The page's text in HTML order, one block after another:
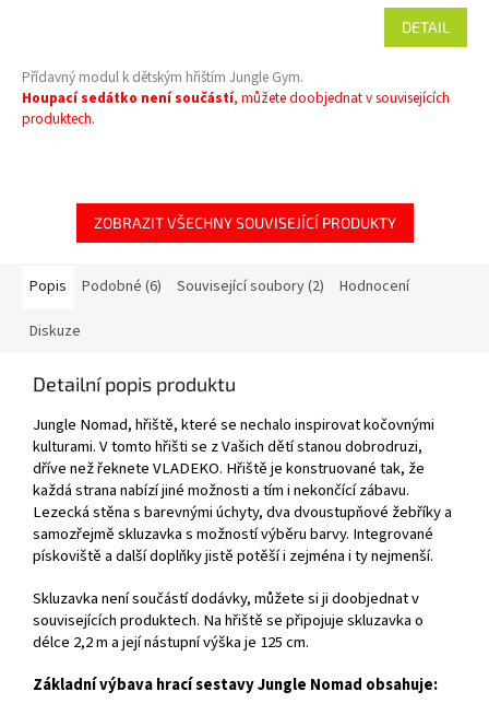
DETAIL
Přídavný modul k dětským hřištím Jungle Gym.
Houpací sedátko není součástí, můžete doobjednat v souvisejících
produktech.
ZOBRAZIT VŠECHNY SOUVISEJÍCÍ PRODUKTY
Popis Podobné (6) Související soubory (2) Hodnocení
Diskuze
Detailní popis produktu
Jungle Nomad, hřiště, které se nechalo inspirovat kočovnými
kulturami. V tomto hřišti se z Vašich dětí stanou dobrodruzi,
dříve než řeknete VLADEKO. Hřiště je konstruované tak, že
každá strana nabízí jiné možnosti a tím i nekončící zábavu.
Lezecká stěna s barevnými úchyty, dva dvoustupňové žebříky a
samozřejmě skluzavka s možností výběru barvy. Integrované
pískoviště a další doplňky jistě potěší i zejména i ty nejmenší.
Skluzavka není součástí dodávky, můžete si ji doobjednat v
souvisejících produktech. Na hřiště se připojuje skluzavka o
délce 2,2 m a její nástupní výška je 125 cm.
Základní výbava hrací sestavy Jungle Nomad obsahuje: